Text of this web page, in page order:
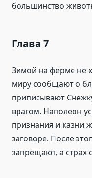
большинство
Глава 7
Зимой на ферме не
миру сообщают о
приписывают
врагом. Наполеон
признания и казни
заговоре. После
запрещают, а страх